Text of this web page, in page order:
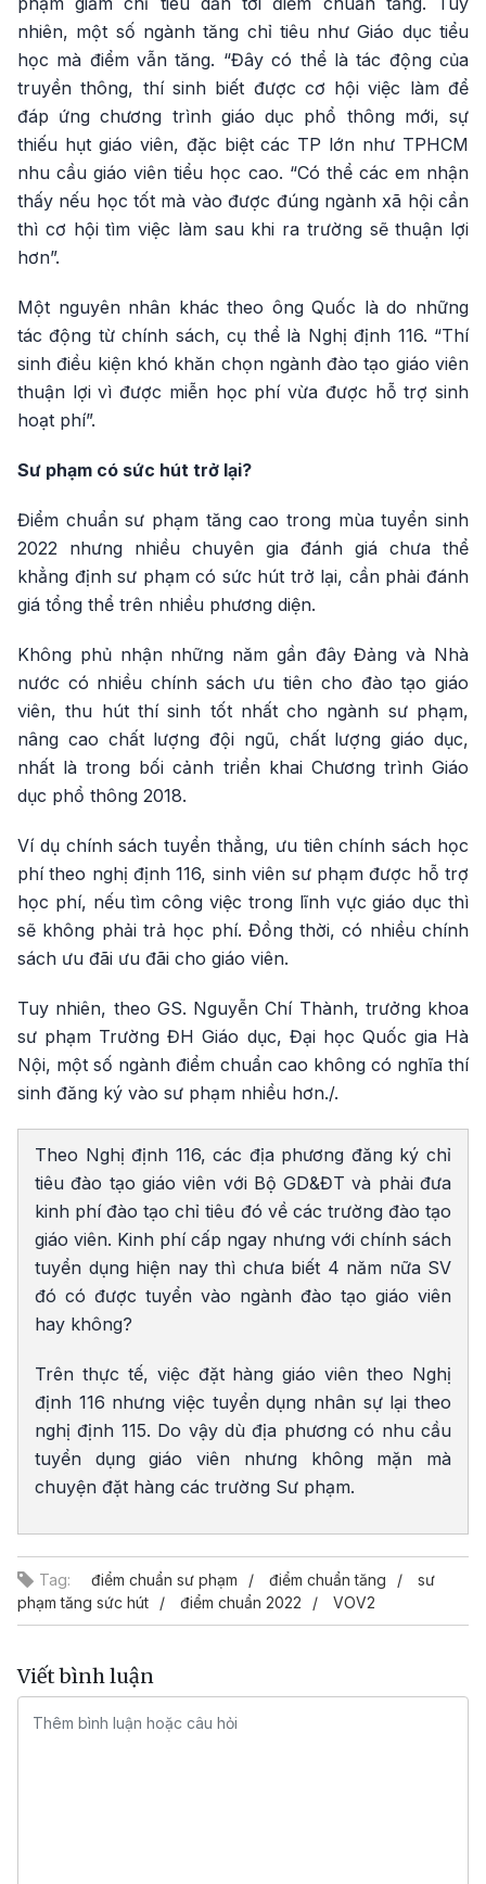
nhiên, một số ngành tăng chỉ tiêu như Giáo dục tiểu
học mà điểm vẫn tăng. “Đây có thể là tác động của
truyền thông, thí sinh biết được cơ hội việc làm để
đáp ứng chương trình giáo dục phổ thông mới, sự
thiếu hụt giáo viên, đặc biệt các TP lớn như TPHCM
nhu cầu giáo viên tiểu học cao. “Có thể các em nhận
thấy nếu học tốt mà vào được đúng ngành xã hội cần
thì cơ hội tìm việc làm sau khi ra trường sẽ thuận lợi
hơn”.
Một nguyên nhân khác theo ông Quốc là do những
tác động từ chính sách, cụ thể là Nghị định 116. “Thí
sinh điều kiện khó khăn chọn ngành đào tạo giáo viên
thuận lợi vì được miễn học phí vừa được hỗ trợ sinh
hoạt phí”.
Sư phạm có sức hút trở lại?
Điểm chuẩn sư phạm tăng cao trong mùa tuyển sinh
2022 nhưng nhiều chuyên gia đánh giá chưa thể
khẳng định sư phạm có sức hút trở lại, cần phải đánh
giá tổng thể trên nhiều phương diện.
Không phủ nhận những năm gần đây Đảng và Nhà
nước có nhiều chính sách ưu tiên cho đào tạo giáo
viên, thu hút thí sinh tốt nhất cho ngành sư phạm,
nâng cao chất lượng đội ngũ, chất lượng giáo dục,
nhất là trong bối cảnh triển khai Chương trình Giáo
dục phổ thông 2018.
Ví dụ chính sách tuyển thẳng, ưu tiên chính sách học
phí theo nghị định 116, sinh viên sư phạm được hỗ trợ
học phí, nếu tìm công việc trong lĩnh vực giáo dục thì
sẽ không phải trả học phí. Đồng thời, có nhiều chính
sách ưu đãi ưu đãi cho giáo viên.
Tuy nhiên, theo GS. Nguyễn Chí Thành, trưởng khoa
sư phạm Trường ĐH Giáo dục, Đại học Quốc gia Hà
Nội, một số ngành điểm chuẩn cao không có nghĩa thí
sinh đăng ký vào sư phạm nhiều hơn./.
Theo Nghị định 116, các địa phương đăng ký chỉ
tiêu đào tạo giáo viên với Bộ GD&ĐT và phải đưa
kinh phí đào tạo chỉ tiêu đó về các trường đào tạo
giáo viên. Kinh phí cấp ngay nhưng với chính sách
tuyển dụng hiện nay thì chưa biết 4 năm nữa SV
đó có được tuyển vào ngành đào tạo giáo viên
hay không?
Trên thực tế, việc đặt hàng giáo viên theo Nghị
định 116 nhưng việc tuyển dụng nhân sự lại theo
nghị định 115. Do vậy dù địa phương có nhu cầu
tuyển dụng giáo viên nhưng không mặn mà
chuyện đặt hàng các trường Sư phạm.
Tag: điểm chuẩn sư phạm điểm chuẩn tăng
sư
phạm tăng sức hút
điểm chuẩn 2022 VOV2
Viết bình luận